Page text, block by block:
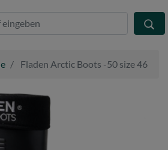
Fladen Arctic Boots -50 size 46